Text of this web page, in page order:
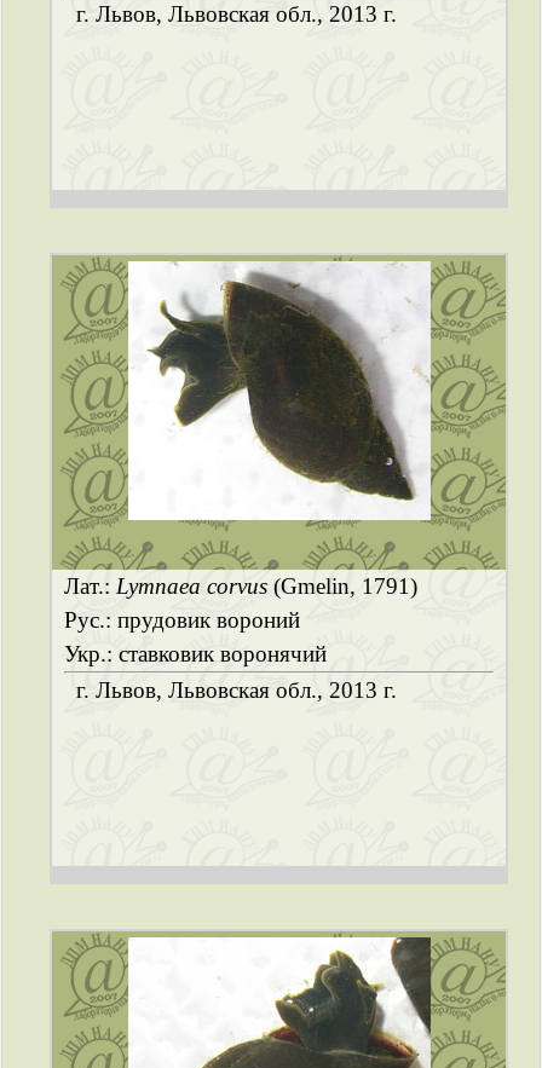
г. Львов, Львовская обл., 2013 г.
Лат.: Lymnaea corvus(Gmelin, 1791)
Рус.: прудовик вороний
Укр.: ставковик воронячий
г. Львов, Львовская обл., 2013 г.